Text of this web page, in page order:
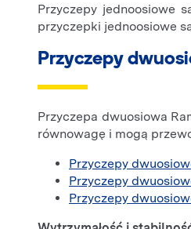
Przyczepy jednoosiowe
przyczepki jednoosiowe
Przyczepy
Przyczepa dwuosiowa
równowagę i mogą
Przyczepy
Przyczepy
Przyczepy